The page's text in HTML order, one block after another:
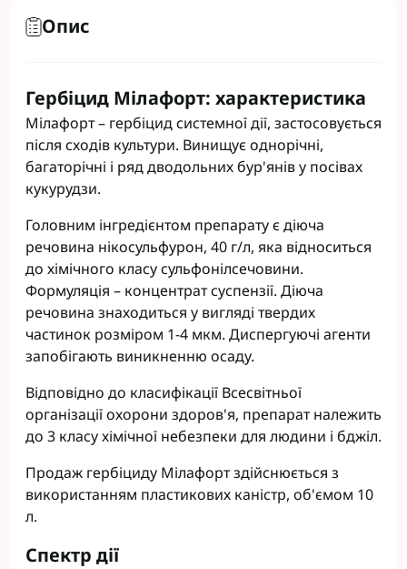
Опис
Гербіцид Мілафорт: характеристика
Мілафорт – гербіцид системної дії, застосовується
після сходів культури. Винищує однорічні,
багаторічні і ряд дводольних бур'янів у посівах
кукурудзи.
Головним інгредієнтом препарату є діюча
речовина нікосульфурон, 40 г/л, яка відноситься
до хімічного класу сульфонілсечовини.
Формуляція – концентрат суспензії. Діюча
речовина знаходиться у вигляді твердих
частинок розміром 1-4 мкм. Диспергуючі агенти
запобігають виникненню осаду.
Відповідно до класифікації Всесвітньої
організації охорони здоров'я, препарат належить
до 3 класу хімічної небезпеки для людини і бджіл.
Продаж гербіциду Мілафорт здійснюється з
використанням пластикових каністр, об'ємом 10
л.
Спектр дії